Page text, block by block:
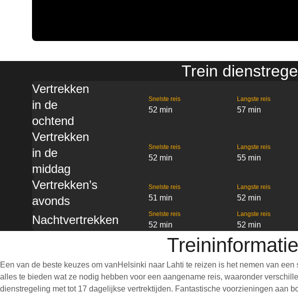
Trein
Vertrekken
in de
ochtend
Snelste reis
52 min
Langste reis
57 min
Vertrekken
in de
middag
Snelste reis
52 min
Langste reis
55 min
Vertrekken’s
avonds
Snelste reis
51 min
Langste reis
52 min
Nachtvertrekken Snelste reis
52 min
Langste reis
52 min
Een van de beste keuzes om vanHelsinki naar Lahti te reizen is het nemen van
alles te bieden wat ze nodig hebben voor een aangename reis, waaronder
dienstregeling met tot 17 dagelijkse vertrektijden. Fantastische voorzieningen aan